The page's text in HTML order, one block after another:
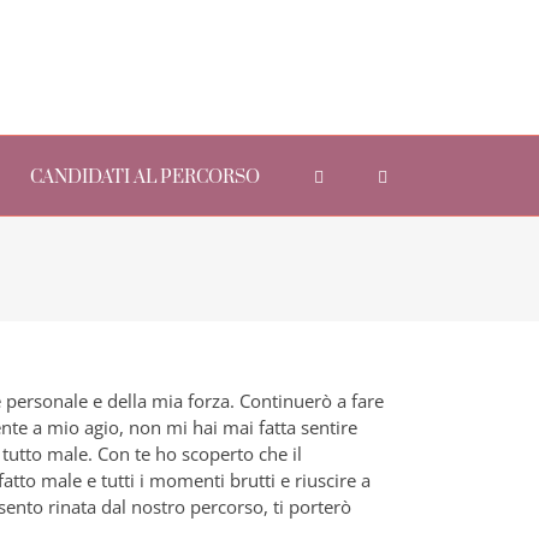
CANDIDATI AL PERCORSO
e della mia forza. Continuerò a fare
a mio agio, non mi hai mai fatta sentire
male. Con te ho scoperto che il
male e tutti i momenti brutti e riuscire a
rinata dal nostro percorso, ti porterò